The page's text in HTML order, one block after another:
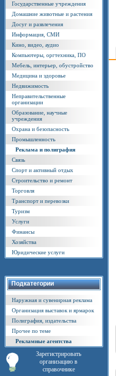
Государственные учреждения
Домашние животные и растения
Досуг и развлечения
Информация, СМИ
Кино, видео, аудио
Компьютеры, оргтехника, ПО
Мебель, интерьер, обустройство
Медицина и здоровье
Недвижимость
Неправительственные
организации
Образование, научные
учреждения
Охрана и безопасность
Промышленность
Реклама и полиграфия
Связь
Спорт и активный отдых
Строительство и ремонт
Торговля
Транспорт и перевозки
Туризм
Услуги
Финансы
Хозяйства
Юридические услуги
Подкатегории
Наружная и сувенирная реклама
Организация выставок и ярмарок
Полиграфия, издательства
Прочее по теме
Рекламные агентства
Зарегистрировать
организацию в
справочнике